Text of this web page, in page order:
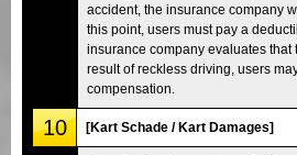
accident, the insurance company
this point, users must pay a
insurance company evaluates that
result of reckless driving, users
compensation.
10 [Kart Schade / Kart Damages]